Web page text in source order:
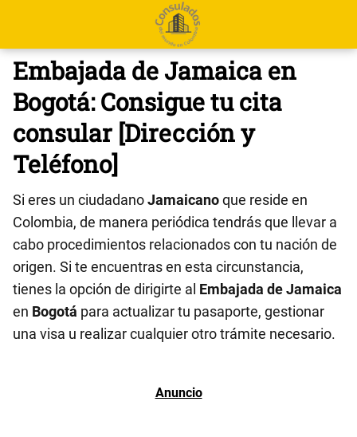
Embajada de Jamaica en
Bogotá: Consigue tu cita
consular [Dirección y
Teléfono]
Si eres un ciudadanoJamaicanoque reside en
Colombia, de manera periódica tendrás que llevar a
cabo procedimientos relacionados con tu nación de
origen. Si te encuentras en esta circunstancia,
tienes la opción de dirigirte al Embajada de Jamaica
en Bogotá para actualizar tu pasaporte, gestionar
una visa u realizar cualquier otro trámite necesario.